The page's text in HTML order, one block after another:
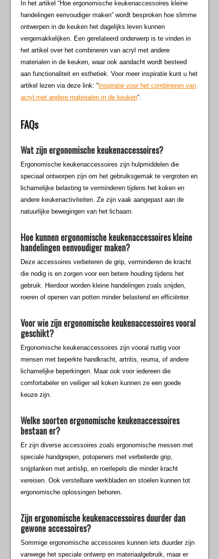
In het artikel “Hoe ergonomische keukenaccessoires kleine
handelingen eenvoudiger maken” wordt besproken hoe slimme
ontwerpen in de keuken het dagelijks leven kunnen
vergemakkelijken. Een gerelateerd onderwerp is te vinden in
het artikel over het combineren van acryl met andere
materialen in de keuken, waar ook aandacht wordt besteed
aan functionaliteit en esthetiek. Voor meer inspiratie kunt u het
artikel lezen via deze link: “ Inspiratie voor het combineren van
acryl met andere materialen in de keuken“.
FAQs
Wat zijn ergonomische keukenaccessoires?
Ergonomische keukenaccessoires zijn hulpmiddelen die
speciaal ontworpen zijn om het gebruiksgemak te vergroten en
lichamelijke belasting te verminderen tijdens het koken en
andere keukenactiviteiten. Ze zijn vaak aangepast aan de
natuurlijke bewegingen van het lichaam.
Hoe kunnen ergonomische keukenaccessoires kleine
handelingen eenvoudiger maken?
Deze accessoires verbeteren de grip, verminderen de kracht
die nodig is en zorgen voor een betere houding tijdens het
gebruik. Hierdoor worden kleine handelingen zoals snijden,
roeren of openen van potten minder belastend en efficiënter.
Voor wie zijn ergonomische keukenaccessoires vooral
geschikt?
Ergonomische keukenaccessoires zijn vooral nuttig voor
mensen met beperkte handkracht, artritis, reuma, of andere
lichamelijke beperkingen. Maar ook voor iedereen die
comfortabeler en veiliger wil koken kunnen ze een goede
keuze zijn.
Welke soorten ergonomische keukenaccessoires
bestaan er?
Er zijn diverse accessoires zoals ergonomische messen met
speciale handgrepen, potopeners met verbeterde grip,
snijplanken met antislip, en roerlepels die minder kracht
vereisen. Ook verstelbare werkbladen en stoelen kunnen tot
ergonomische oplossingen behoren.
Zijn ergonomische keukenaccessoires duurder dan
gewone accessoires?
Sommige ergonomische accessoires kunnen iets duurder zijn
vanwege het speciale ontwerp en materiaalgebruik, maar er